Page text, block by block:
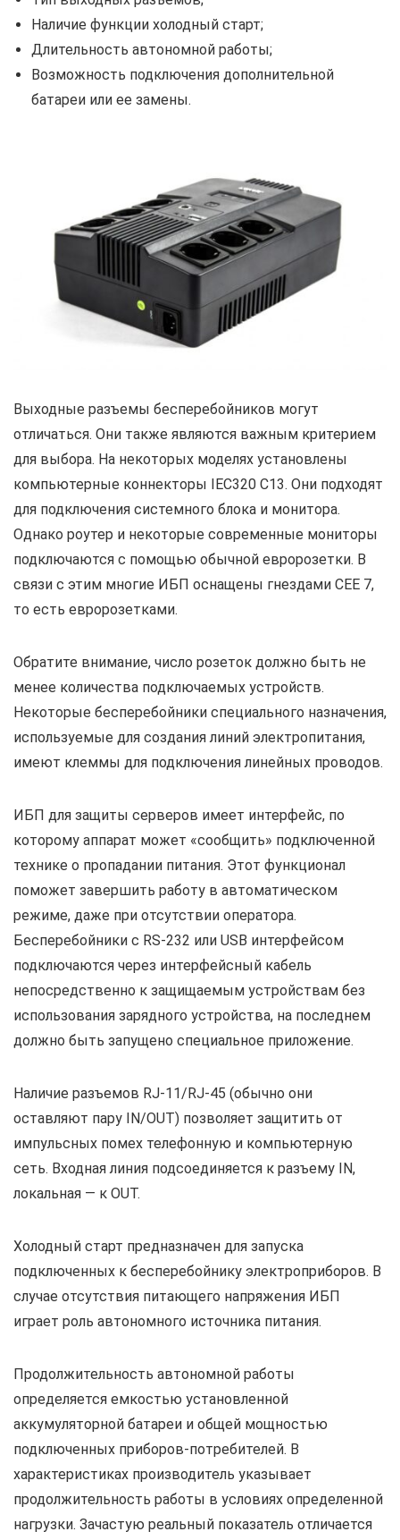
Наличие функции холодный старт;
Длительность автономной работы;
Возможность подключения дополнительной
батареи или ее замены.
Выходные разъемы бесперебойников могут
отличаться. Они также являются важным критерием
для выбора. На некоторых моделях установлены
компьютерные коннекторы IEC320 C13. Они подходят
для подключения системного блока и монитора.
Однако роутер и некоторые современные мониторы
подключаются с помощью обычной евророзетки. В
связи с этим многие ИБП оснащены гнездами CEE 7,
то есть евророзетками.
Обратите внимание, число розеток должно быть не
менее количества подключаемых устройств.
Некоторые бесперебойники специального назначения,
используемые для создания линий электропитания,
имеют клеммы для подключения линейных проводов.
ИБП для защиты серверов имеет интерфейс, по
которому аппарат может «сообщить» подключенной
технике о пропадании питания. Этот функционал
поможет завершить работу в автоматическом
режиме, даже при отсутствии оператора.
Бесперебойники с RS-232 или USB интерфейсом
подключаются через интерфейсный кабель
непосредственно к защищаемым устройствам без
использования зарядного устройства, на последнем
должно быть запущено специальное приложение.
Наличие разъемов RJ-11/RJ-45 (обычно они
оставляют пару IN/OUT) позволяет защитить от
импульсных помех телефонную и компьютерную
сеть. Входная линия подсоединяется к разъему IN,
локальная — к OUT.
Холодный старт предназначен для запуска
подключенных к бесперебойнику электроприборов. В
случае отсутствия питающего напряжения ИБП
играет роль автономного источника питания.
Продолжительность автономной работы
определяется емкостью установленной
аккумуляторной батареи и общей мощностью
подключенных приборов-потребителей. В
характеристиках производитель указывает
продолжительность работы в условиях определенной
нагрузки. Зачастую реальный показатель отличается